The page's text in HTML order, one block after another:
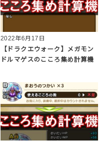
2022年6月17日
【ドラクエウォーク】メガモン
ドルマゲスのこころ集め計算機